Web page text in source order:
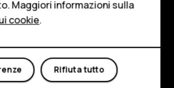
Maggiori informazioni sulla
cookie.
Rifiuta tutto